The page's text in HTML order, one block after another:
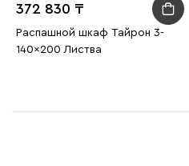
372 830
Распашной шкаф Тайрон 3-
140x200 Листва